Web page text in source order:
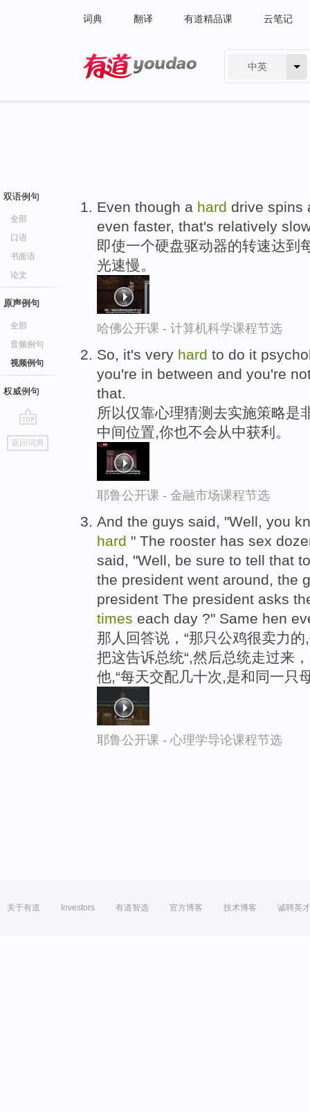
词典 翻译 有道精品课 云笔记
中英
双语例句
全部
口语
书面语
论文
原声例句
全部
音频例句
视频例句
权威例句
go
top
返回词典
Even though a hard drive spins
even faster, that's relatively
即使一个硬盘驱动器的转速达到
光速慢。
哈佛公开课 - 计算机科学课程节选
So, it's very hard to do it
you're in between and you're
that.
所以仅靠心理猜测去实施策略是
中间位置,你也不会从中获利。
耶鲁公开课 - 金融市场课程节选
And the guys said, "Well, you
hard " The rooster has sex
said, "Well, be sure to tell that
the president went around, the
president The president asks
times each day ?" Same hen
那人回答说，“那只公鸡很卖力
把这告诉总统“,然后总统走过来
他,“每天交配几十次,是和同一只
耶鲁公开课 - 心理学导论课程节选
关于有道 Investors 有道智选 官方博客 技术博客 诚聘英才